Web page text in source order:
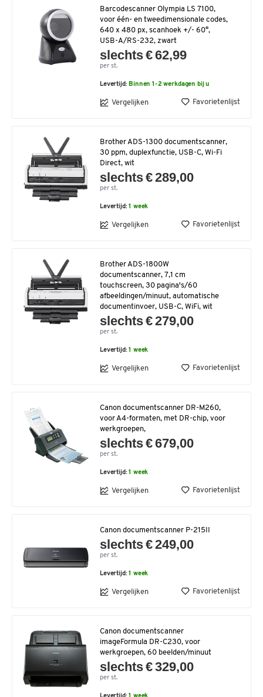
Barcodescanner Olympia LS 7100,
voor één- en tweedimensionale codes,
640 x 480 px, scanhoek +/- 60°,
USB-A/RS-232, zwart
slechts € 62,99
per st.
Levertijd: Binnen 1-2 werkdagen bij u
Vergelijken Favorietenlijst
Brother ADS-1300 documentscanner,
30 ppm, duplexfunctie, USB-C, Wi-Fi
Direct, wit
slechts € 289,00
per st.
Levertijd:1 week
Vergelijken Favorietenlijst
Brother ADS-1800W
documentscanner, 7,1 cm
touchscreen, 30 pagina's/60
afbeeldingen/minuut, automatische
documentinvoer, USB-C, WiFi, wit
slechts € 279,00
per st.
Levertijd:1 week
Vergelijken Favorietenlijst
Canon documentscanner DR-M260,
voor A4-formaten, met DR-chip, voor
werkgroepen,
slechts € 679,00
per st.
Levertijd:1 week
Vergelijken Favorietenlijst
Canon documentscanner P-215II
slechts € 249,00
per st.
Levertijd:1 week
Vergelijken Favorietenlijst
Canon documentscanner
imageFormula DR-C230, voor
werkgroepen, 60 beelden/minuut
slechts € 329,00
per st.